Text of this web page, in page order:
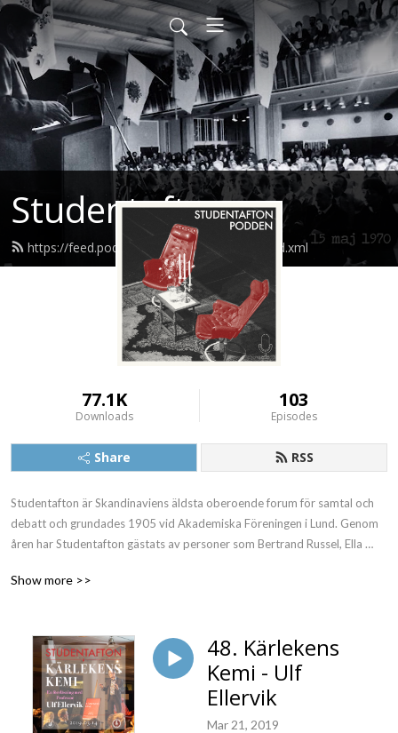
Studentafton
https://feed.podbean.com/studentafton/feed.xml
77.1K
Downloads
103
Episodes
Share RSS
Studentafton är Skandinaviens äldsta oberoende forum för samtal och
debatt och grundades 1905 vid Akademiska Föreningen i Lund. Genom
åren har Studentafton gästats av personer som Bertrand Russel, Ella
Diana Ross.
Show more >>
48. Kärlekens
Kemi - Ulf
Ellervik
Mar 21, 2019